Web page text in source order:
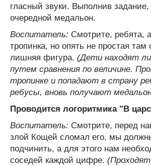
гласный звуки. Выполнив
очередной медальон.
Воспитатель: Смотрите, ребята,
тропинка, но опять не простая там
лишняя фигура. (Дети находят
путем сравнения по величине.
тропинке и попадают в страну
ребусы, вновь получают
Проводится логоритмика "В
Воспитатель: Смотрите, перед
злой Кощей сломал его, мы
подчинить, а для этого нам
соседей каждой цифре.